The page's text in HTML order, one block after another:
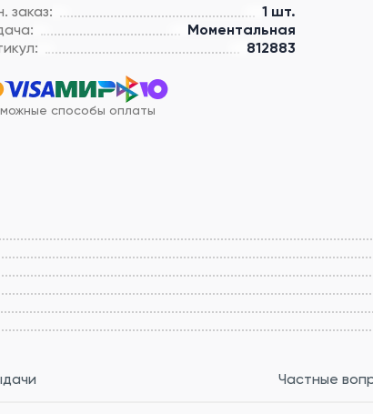
заказ:
1 шт.
Моментальная
812883
способы оплаты
Частные